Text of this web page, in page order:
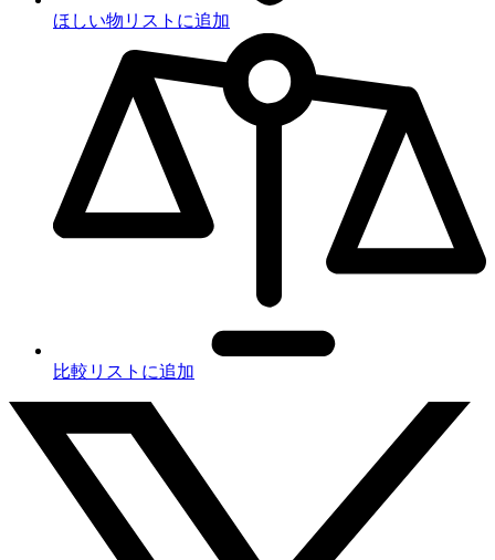
ほしい物リストに追加
比較リストに追加